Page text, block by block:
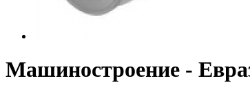
Машиностроение -